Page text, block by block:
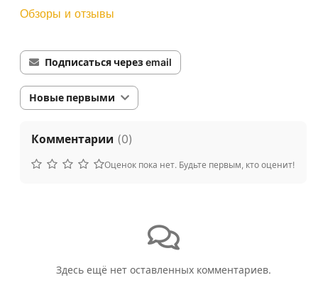
Обзоры и отзывы
Подписаться через email
Новые первыми
Комментарии (0)
Оценок пока нет. Будьте первым, кто оценит!
Здесь ещё нет оставленных комментариев.